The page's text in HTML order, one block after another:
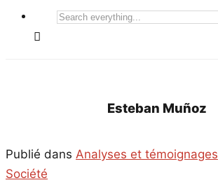
Search
Esteban Muñoz
Publié dans Analyses et témoignages
Société